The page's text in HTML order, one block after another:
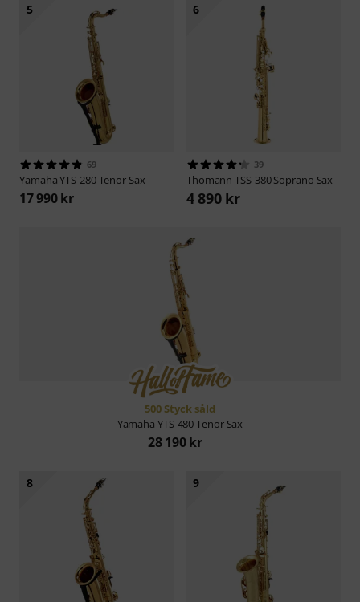
5
69
YamahaYTS-280 Tenor Sax
17 990 kr
6
39
ThomannTSS-380 Soprano Sax
4 890 kr
500 Styck såld
Yamaha YTS-480 Tenor Sax
28 190 kr
8 9